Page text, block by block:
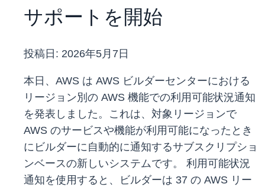
サポートを開始
投稿日: 2026年5月7日
本日、AWS は AWS ビルダーセンターにおける
リージョン別の AWS 機能での利用可能状況通知
を発表しました。これは、対象リージョンで
AWS のサービスや機能が利用可能になったとき
にビルダーに自動的に通知するサブスクリプショ
ンベースの新しいシステムです。 利用可能状況
通知を使用すると、ビルダーは 37 の AWS リー